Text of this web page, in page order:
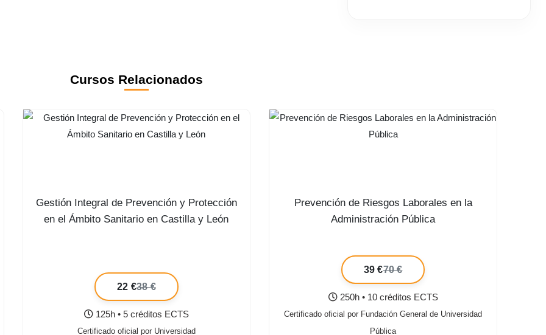
Cursos Relacionados
Gestión Integral de Prevención y Protección
en el Ámbito Sanitario en Castilla y León
22 €38 €
125h • 5 créditos ECTS
Certificado oficial por Universidad
Prevención de Riesgos Laborales en la
Administración Pública
39 €70 €
250h • 10 créditos ECTS
Certificado oficial por Fundación General de Universidad
Pública